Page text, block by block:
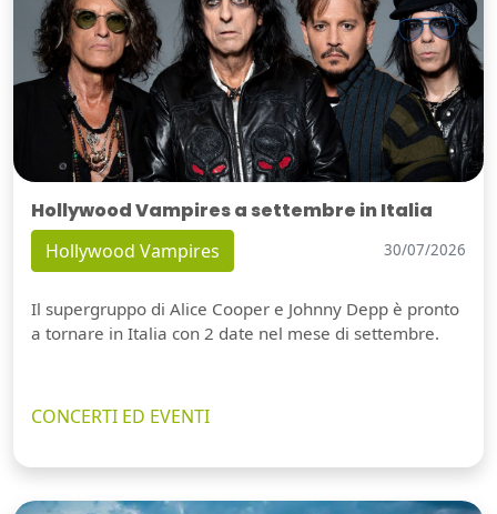
Hollywood Vampires a settembre in Italia
Hollywood Vampires 30/07/2026
Il supergruppo di Alice Cooper e Johnny Depp è pronto
a tornare in Italia con 2 date nel mese di settembre.
CONCERTI ED EVENTI